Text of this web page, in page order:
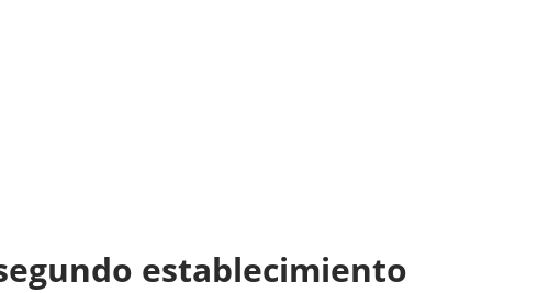
establecimiento